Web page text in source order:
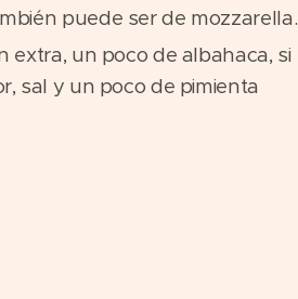
puede ser de mozzarella.
extra, un poco de albahaca, si
sal y un poco de pimienta